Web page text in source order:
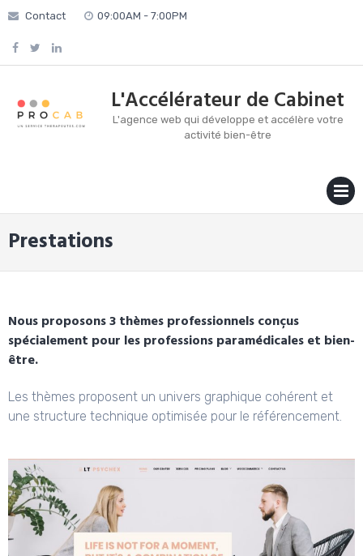
Skip
content
Contact 09:00AM - 7:00PM
L'Accélérateur de Cabinet
L'agence web qui développe et accélère votre
activité bien-être
Prestations
Nous proposons 3 thèmes professionnels conçus
spécialement pour les professions paramédicales et bien-
être.
Les thèmes proposent un univers graphique cohérent et
une structure technique optimisée pour le référencement.